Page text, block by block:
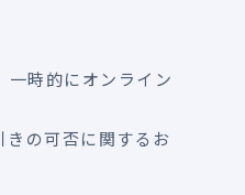
一時的にオンライン
の可否に関するお